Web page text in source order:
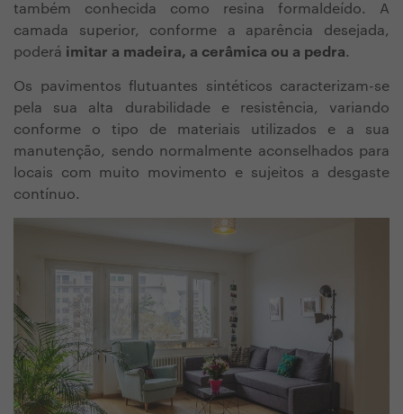
também conhecida como resina formaldeído. A
camada superior, conforme a aparência desejada,
poderá imitar a madeira, a cerâmica ou a pedra.
Os pavimentos flutuantes sintéticos caracterizam-se
pela sua alta durabilidade e resistência, variando
conforme o tipo de materiais utilizados e a sua
manutenção, sendo normalmente aconselhados para
locais com muito movimento e sujeitos a desgaste
contínuo.